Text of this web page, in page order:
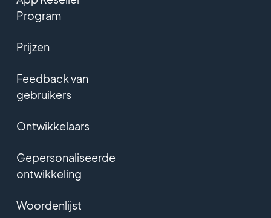
Program
Prijzen
Feedback van
gebruikers
Ontwikkelaars
Gepersonaliseerde
ontwikkeling
Woordenlijst